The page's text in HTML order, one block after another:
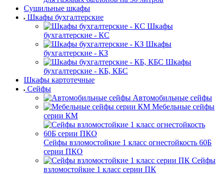
Сушильные шкафы
Шкафы бухгалтерские
Шкафы
бухгалтерские - КС
Шкафы
бухгалтерские - КЗ
Шкафы
бухгалтерские - КБ, КБС
Шкафы картотечные
Сейфы
Автомобильные сейфы
Мебельные сейфы
серии КМ
Сейфы взломостойкие 1 класс огнестойкость 60Б
серии ПКО
Сейфы
взломостойкие 1 класс серии ПК